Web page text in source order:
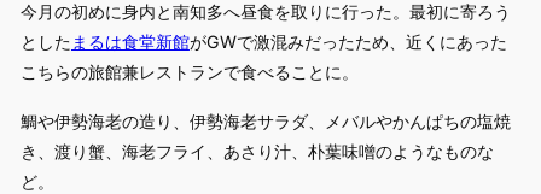
今月の初めに身内と南知多へ昼食を取りに行った。最初に寄ろう
とした まるは食堂新館がGWで激混みだったため、近くにあった
こちらの旅館兼レストランで食べることに。
鯛や伊勢海老の造り、伊勢海老サラダ、メバルやかんぱちの塩焼
き、渡り蟹、海老フライ、あさり汁、朴葉味噌のようなものな
ど。